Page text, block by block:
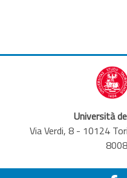
Università
Via Verdi, 8 - 10124